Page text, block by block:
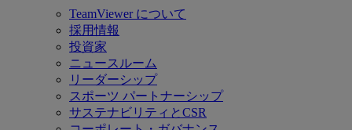
TeamViewer について
採用情報
投資家
ニュースルーム
リーダーシップ
スポーツ パートナーシップ
サステナビリティとCSR